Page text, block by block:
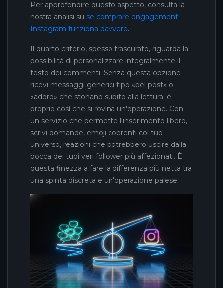
Per approfondire questo aspetto, consulta la
nostra analisi su se comprare engagement
Instagram funziona davvero.
Il quarto criterio, spesso trascurato, riguarda la
possibilità di personalizzare integralmente il
testo dei commenti. Senza questa opzione
ricevi messaggi generici tipo «bel post» o
«adoro» che stonano subito alla lettura: è
proprio così che si rovina un'operazione. Con
un servizio che permette l'inserimento libero,
scrivi domande, emoji coerenti col tuo
universo, reazioni che potrebbero uscire dalla
bocca dei tuoi veri follower più affezionati. È
questa finezza a fare la differenza più netta tra
una spinta discreta e un'operazione palese.